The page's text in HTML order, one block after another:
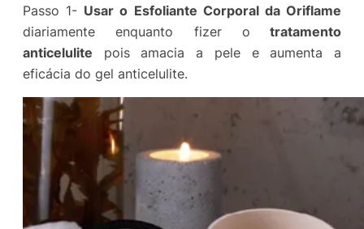
Passo 1- Usar o Esfoliante Corporal da Oriflame
diariamente enquanto fizer o tratamento
anticelulite pois amacia a pele e aumenta a
eficácia do gel anticelulite.